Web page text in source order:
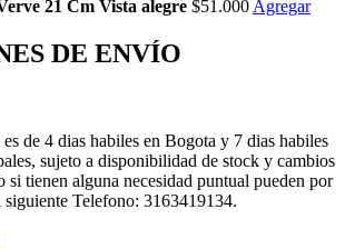
21 Cm Vista alegre $51.000 Agregar
DE ENVÍO
de 4 dias habiles en Bogota y 7 dias habiles
sujeto a disponibilidad de stock y cambios
si tienen alguna necesidad puntual pueden por
Telefono: 3163419134.